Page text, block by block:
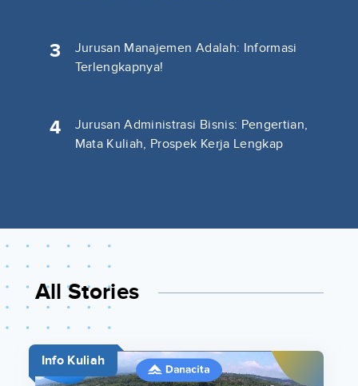
3
Jurusan Manajemen Adalah: Informasi
Terlengkapnya!
4
Jurusan Administrasi Bisnis: Pengertian,
Mata Kuliah, Prospek Kerja Lengkap
All Stories
Info Kuliah